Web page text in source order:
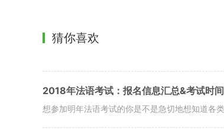
猜你喜欢
2018年法语考试：报名信息汇总&考试时
想参加明年法语考试的你是不是急切地想知道各